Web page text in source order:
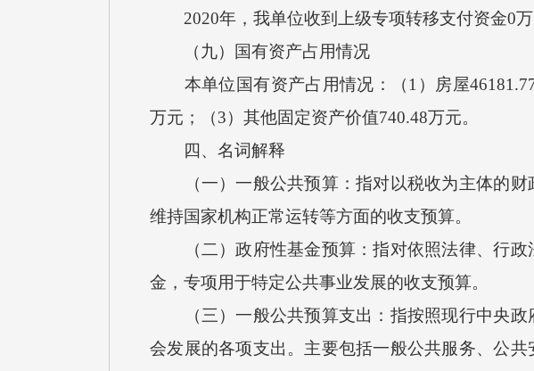
2020年，我单位收到上级专项转移支付资金0万
（九）国有资产占用情况
本单位国有资产占用情况：（1）房屋46181.77
万元；（3）其他固定资产价值740.48万元。
四、名词解释
（一）一般公共预算：指对以税收为主体的财
维持国家机构正常运转等方面的收支预算。
（二）政府性基金预算：指对依照法律、行政
金，专项用于特定公共事业发展的收支预算。
（三）一般公共预算支出：指按照现行中央政
会发展的各项支出。主要包括一般公共服务、公